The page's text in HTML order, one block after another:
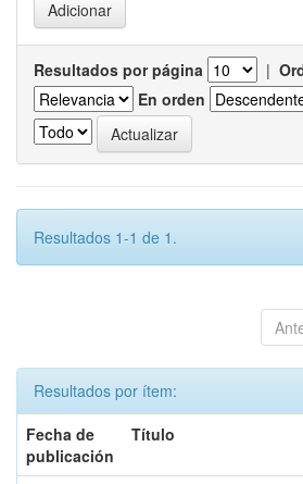
Resultados por página |
En orden
Resultados 1-1 de 1.
Resultados por ítem:
Fecha de
publicación
Título